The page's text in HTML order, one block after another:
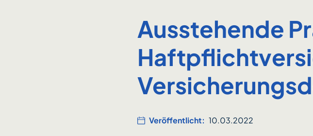
Ausstehende
Veröffentlicht: 10.03.2022